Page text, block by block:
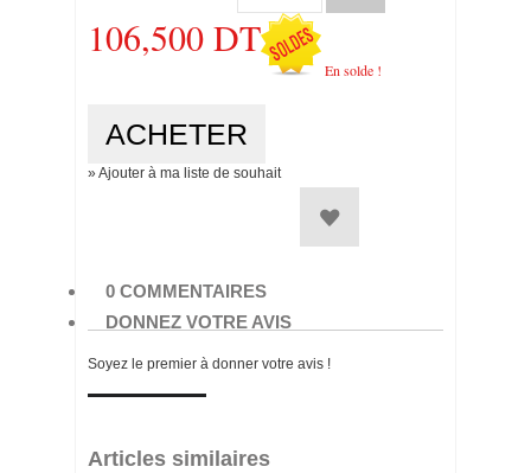
106,500 DT
En solde !
» Ajouter à ma liste de souhait
0 COMMENTAIRES
DONNEZ VOTRE AVIS
Soyez le premier à donner votre avis !
Articles similaires